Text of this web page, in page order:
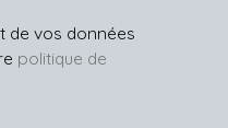
de vos données
politique de